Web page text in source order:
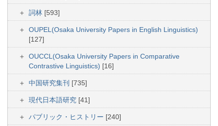
詞林 [593]
OUPEL(Osaka University Papers in English Linguistics)
[127]
OUCCL(Osaka University Papers in Comparative
Contrastive Linguistics) [16]
中国研究集刊 [735]
現代日本語研究 [41]
パブリック・ヒストリー [240]